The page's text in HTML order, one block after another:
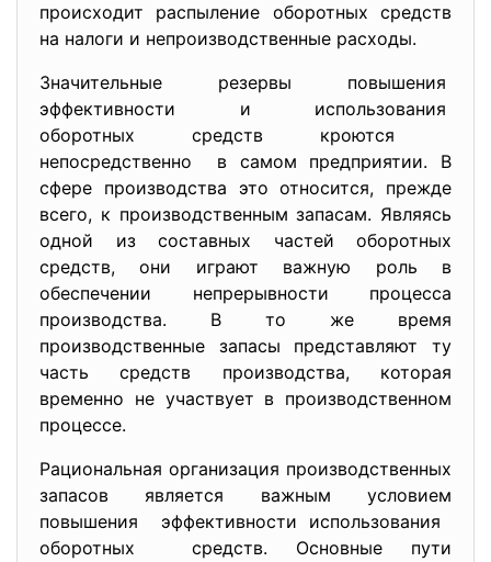
происходит распыление оборотных средств
на налоги и непроизводственные расходы.
Значительные резервы повышения
эффективности и использования
оборотных средств кроются
непосредственно в самом предприятии. В
сфере производства это относится, прежде
всего, к производственным запасам. Являясь
одной из составных частей оборотных
средств, они играют важную роль в
обеспечении непрерывности процесса
производства. В то же время
производственные запасы представляют ту
часть средств производства, которая
временно не участвует в производственном
процессе.
Рациональная организация производственных
запасов является важным условием
повышения эффективности использования
оборотных средств. Основные пути